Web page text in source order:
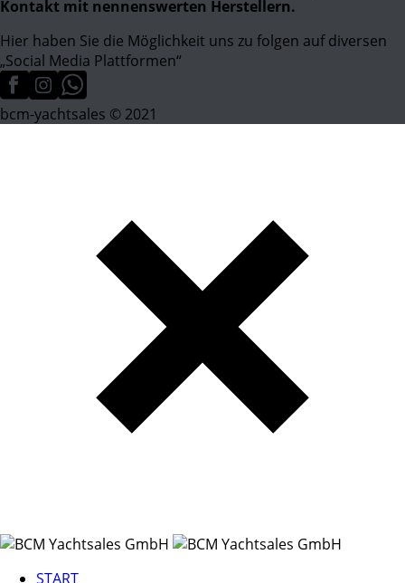
Kontakt mit nennenswerten Herstellern.
Hier haben Sie die Möglichkeit uns zu folgen auf diversen
„Social Media Plattformen“
bcm-yachtsales © 2021
START